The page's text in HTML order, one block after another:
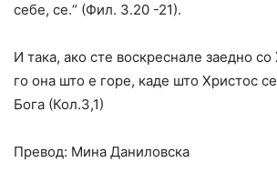
себе, се.“ (Фил. 3.20 -21).
И така, ако сте воскреснале заедно со
го она што е горе, каде што Христос
Бога (Кол.3,1)
Превод: Мина Даниловска